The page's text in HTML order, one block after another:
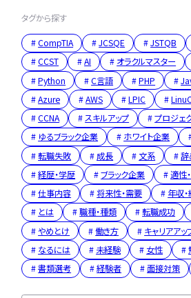
タグから探す
CompTIA JCSQE JSTQB
CCST
AI オラクルマスター
Python
C言語 PHP
Azure
AWS LPIC
CCNA
スキルアップ プロジェ
ゆるブラック企業
ホワイト企業
転職失敗
成長 文系 辞
経歴・学歴
ブラック企業 適性
仕事内容
将来性・需要 年収
とは
職種・種類 転職成功
やめとけ
働き方 キャリアアッ
なるには
未経験 女性
書類選考
経験者 面接対策